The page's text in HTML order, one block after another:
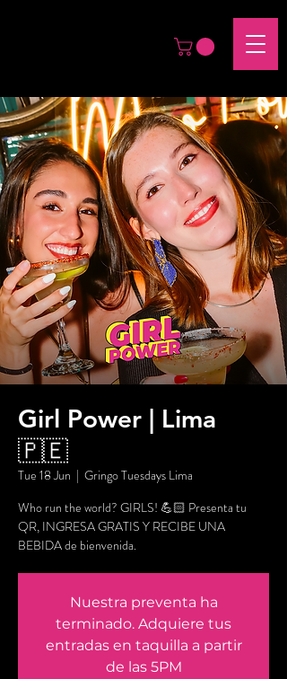
Girl Power | Lima
🇵🇪
Tue 18 Jun
  |
Gringo Tuesdays Lima
Who run the world? GIRLS! 💪🏻 Presenta tu
QR, INGRESA GRATIS Y RECIBE UNA
BEBIDA de bienvenida.
Nuestra preventa ha
terminado. Adquiere tus
entradas en taquilla a partir
de las 5PM